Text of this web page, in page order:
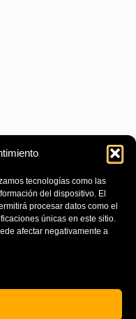
tecnologías como las
del dispositivo. El
procesar datos como el
únicas en este sitio.
afectar negativamente a